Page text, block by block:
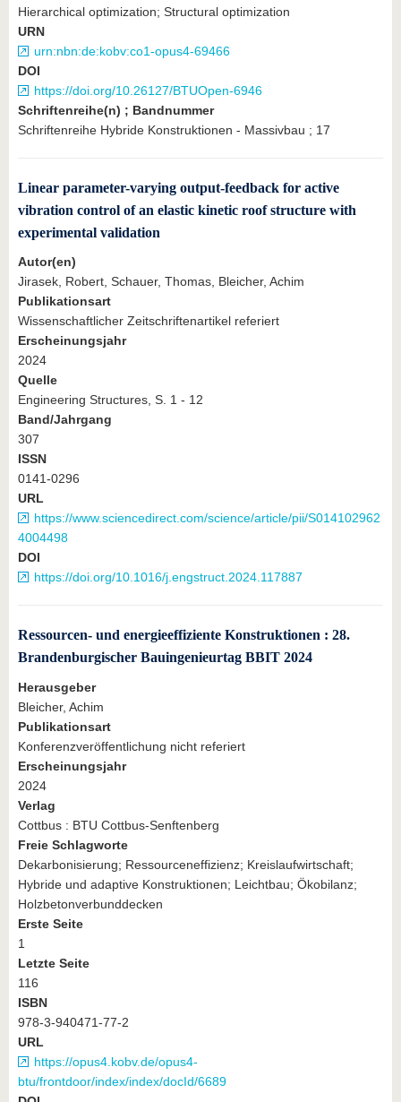
Hierarchical optimization; Structural optimization
URN
urn:nbn:de:kobv:co1-opus4-69466
DOI
https://doi.org/10.26127/BTUOpen-6946
Schriftenreihe(n) ; Bandnummer
Schriftenreihe Hybride Konstruktionen - Massivbau ; 17
Linear parameter-varying output-feedback for active
vibration control of an elastic kinetic roof structure with
experimental validation
Autor(en)
Jirasek, Robert, Schauer, Thomas, Bleicher, Achim
Publikationsart
Wissenschaftlicher Zeitschriftenartikel referiert
Erscheinungsjahr
2024
Quelle
Engineering Structures, S. 1 - 12
Band/Jahrgang
307
ISSN
0141-0296
URL
https://www.sciencedirect.com/science/article/pii/S014102962
4004498
DOI
https://doi.org/10.1016/j.engstruct.2024.117887
Ressourcen- und energieeffiziente Konstruktionen : 28.
Brandenburgischer Bauingenieurtag BBIT 2024
Herausgeber
Bleicher, Achim
Publikationsart
Konferenzveröffentlichung nicht referiert
Erscheinungsjahr
2024
Verlag
Cottbus : BTU Cottbus-Senftenberg
Freie Schlagworte
Dekarbonisierung; Ressourceneffizienz; Kreislaufwirtschaft;
Hybride und adaptive Konstruktionen; Leichtbau; Ökobilanz;
Holzbetonverbunddecken
Erste Seite
1
Letzte Seite
116
ISBN
978-3-940471-77-2
URL
https://opus4.kobv.de/opus4-
btu/frontdoor/index/index/docId/6689